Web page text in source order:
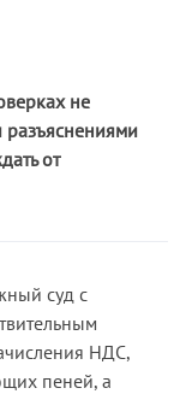
суда
не
от
суд с
НДС,
пеней, а